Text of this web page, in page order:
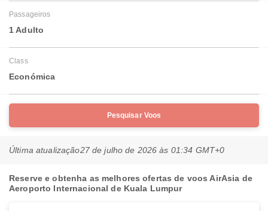
Passageiros
1 Adulto
Class
Económica
Pesquisar Voos
Última atualização27 de julho de 2026 às 01:34 GMT+0
Reserve e obtenha as melhores ofertas de voos AirAsia de
Aeroporto Internacional de Kuala Lumpur